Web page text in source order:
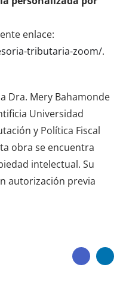
enlace:
tributaria-zoom/.
Dra. Mery Bahamonde
Universidad
y Política Fiscal
obra se encuentra
intelectual. Su
autorización previa